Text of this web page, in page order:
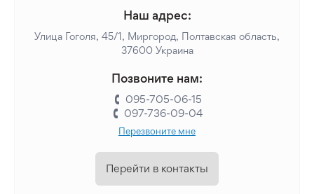
Наш адрес:
Улица Гоголя, 45/1, Миргород, Полтавская область,
37600 Украина
Позвоните нам:
095-705-06-15
097-736-09-04
Перезвоните мне
Перейти в контакты